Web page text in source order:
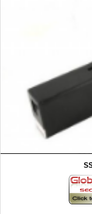
₪59.00
₪90.00